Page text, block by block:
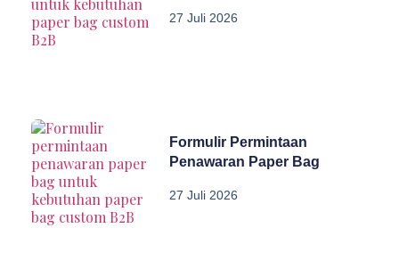
27 Juli 2026
Formulir Permintaan
Penawaran Paper Bag
27 Juli 2026